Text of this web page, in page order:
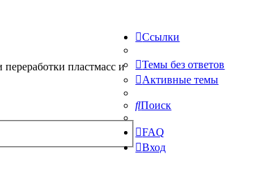
пластмасс и
Ссылки
Темы без ответов
Активные темы
Поиск
FAQ
Вход